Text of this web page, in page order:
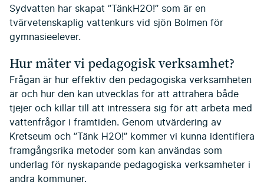
Sydvatten har skapat ”TänkH2O!” som är en
tvärvetenskaplig vattenkurs vid sjön Bolmen för
gymnasieelever.
Hur mäter vi pedagogisk verksamhet?
Frågan är hur effektiv den pedagogiska verksamheten
är och hur den kan utvecklas för att attrahera både
tjejer och killar till att intressera sig för att arbeta med
vattenfrågor i framtiden. Genom utvärdering av
Kretseum och ”Tänk H2O!” kommer vi kunna identifiera
framgångsrika metoder som kan användas som
underlag för nyskapande pedagogiska verksamheter i
andra kommuner.